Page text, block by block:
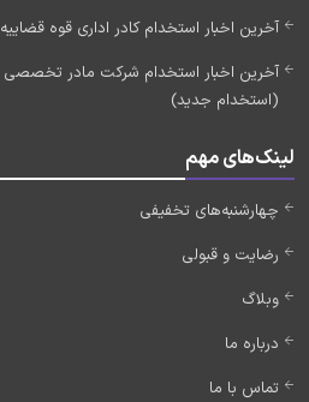
آخرین اخبار استخدام کادر اداری قوه قضاییه 1405 (به زودی)
(استخدام جدید)
لینک‌های مهم
چهارشنبه‌های تخفیفی
رضایت و قبولی
وبلاگ
درباره ما
تماس با ما